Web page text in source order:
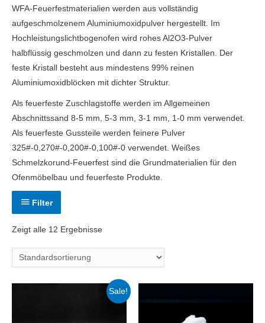
WFA-Feuerfestmaterialien werden aus vollständig
aufgeschmolzenem Aluminiumoxidpulver hergestellt. Im
Hochleistungslichtbogenofen wird rohes Al2O3-Pulver
halbflüssig geschmolzen und dann zu festen Kristallen. Der
feste Kristall besteht aus mindestens 99% reinen
Aluminiumoxidblöcken mit dichter Struktur.
Als feuerfeste Zuschlagstoffe werden im Allgemeinen
Abschnittssand 8-5 mm, 5-3 mm, 3-1 mm, 1-0 mm verwendet.
Als feuerfeste Gussteile werden feinere Pulver
325#-0,270#-0,200#-0,100#-0 verwendet. Weißes
Schmelzkorund-Feuerfest sind die Grundmaterialien für den
Ofenmöbelbau und feuerfeste Produkte.
Filter
Zeigt alle 12 Ergebnisse
Sale!